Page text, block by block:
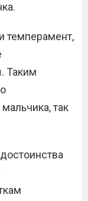
темперамент,
Таким
так